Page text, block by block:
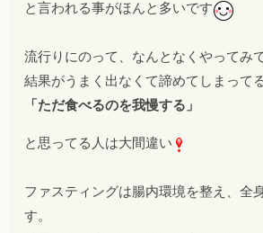
と言われる事がほんと多いです
流行りにのって、なんとなくやってみ
結果がうまく出なくて諦めてしまって
「ただ食べるのを我慢する」
と思ってる人は大間違い
ファスティングは腸内環境を整え、全
す。